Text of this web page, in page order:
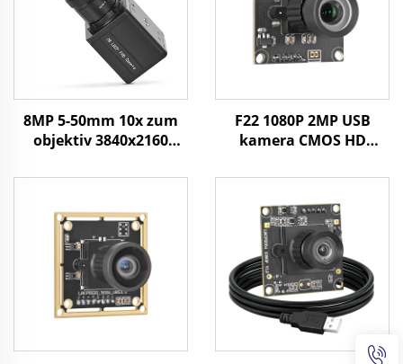
8MP 5-50mm 10x zum
objektiv 3840x2160
CMOS UVC SDK 4K USB
F22 1080P 2MP USB
kamera CMOS HD
minijaturni modul
kamere za robota,
strojno viđenje u
industriji